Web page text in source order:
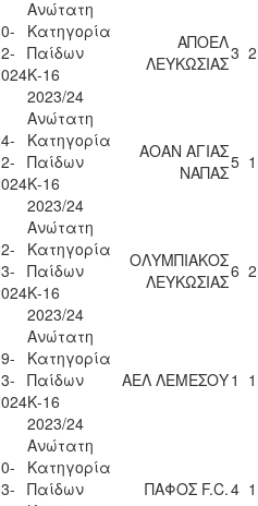
Ανώτατη
Κατηγορία
Παίδων
Κ-16
2023/24
ΑΠΟΕΛ
ΛΕΥΚΩΣΙΑΣ3 2
Ανώτατη
Κατηγορία
Παίδων
Κ-16
2023/24
ΑΟΑΝ ΑΓΙΑΣ
ΝΑΠΑΣ5 1
Ανώτατη
Κατηγορία
Παίδων
Κ-16
2023/24
ΟΛΥΜΠΙΑΚΟΣ
ΛΕΥΚΩΣΙΑΣ6 2
Ανώτατη
Κατηγορία
Παίδων
Κ-16
2023/24
ΑΕΛ ΛΕΜΕΣΟΥ1 1
Ανώτατη
Κατηγορία
Παίδων
ΠΑΦΟΣ F.C.4 1